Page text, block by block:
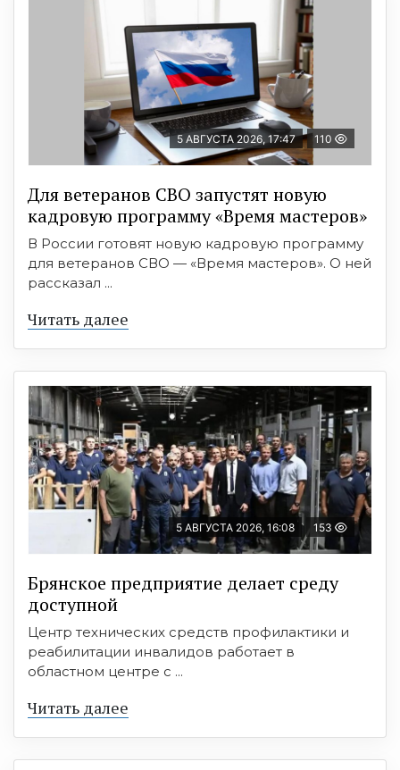
5 АВГУСТА 2026, 17:47 110
Для ветеранов СВО запустят новую
кадровую программу «Время мастеров»
В России готовят новую кадровую программу
для ветеранов СВО — «Время мастеров». О ней
рассказал ...
Читать далее
5 АВГУСТА 2026, 16:08 153
Брянское предприятие делает среду
доступной
Центр технических средств профилактики и
реабилитации инвалидов работает в
областном центре с ...
Читать далее